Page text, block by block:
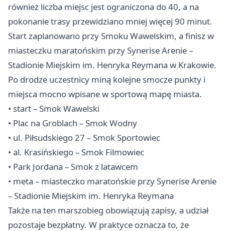
również liczba miejsc jest ograniczona do 40, a na
pokonanie trasy przewidziano mniej więcej 90 minut.
Start zaplanowano przy Smoku Wawelskim, a finisz w
miasteczku maratońskim przy Synerise Arenie –
Stadionie Miejskim im. Henryka Reymana w Krakowie.
Po drodze uczestnicy miną kolejne smocze punkty i
miejsca mocno wpisane w sportową mapę miasta.
• start – Smok Wawelski
• Plac na Groblach – Smok Wodny
• ul. Piłsudskiego 27 – Smok Sportowiec
• al. Krasińskiego – Smok Filmowiec
• Park Jordana – Smok z latawcem
• meta – miasteczko maratońskie przy Synerise Arenie
– Stadionie Miejskim im. Henryka Reymana
Także na ten marszobieg obowiązują zapisy, a udział
pozostaje bezpłatny. W praktyce oznacza to, że